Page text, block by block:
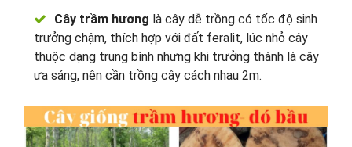
Cây trầm hương là cây dễ trồng có tốc độ sinh
trưởng chậm, thích hợp với đất feralit, lúc nhỏ cây
thuộc dạng trung bình nhưng khi trưởng thành là cây
ưa sáng, nên cần trồng cây cách nhau 2m.